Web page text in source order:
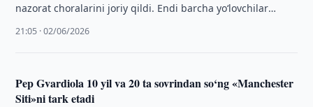
nazorat choralarini joriy qildi. Endi barcha yo‘lovchilar
21:05 · 02/06/2026
Pep Gvardiola 10 yil va 20 ta sovrindan so‘ng «Manchester
Siti»ni tark etadi